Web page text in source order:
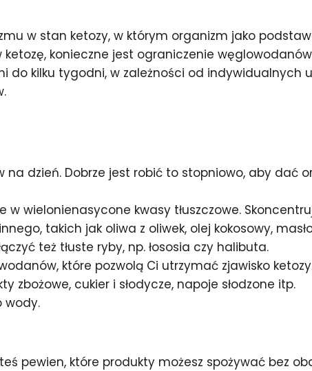
w stan ketozy, w którym organizm jako
konieczne jest ograniczenie
do kilku tygodni, w zależności od indywidualnych
dzień. Dobrze jest robić to stopniowo, aby dać
w wielonienasycone kwasy tłuszczowe.
takich jak oliwa z oliwek, olej kokosowy,
też tłuste ryby, np. łososia czy halibuta.
które pozwolą Ci utrzymać zjawisko
cukier i słodycze, napoje słodzone itp.
wody.
pewien, które produkty możesz spożywać bez